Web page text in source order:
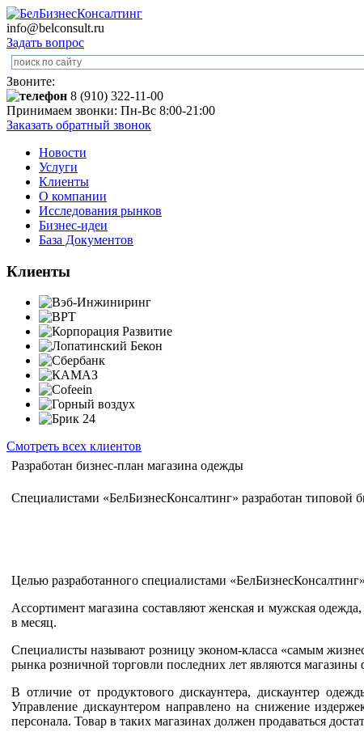
info@belconsult.ru
Задать вопрос
Звоните:
8 (910) 322-11-00
Принимаем звонки: Пн-Вс 8:00-21:00
Заказать обратный звонок
Новости
Услуги
Клиенты
О компании
Исследования рынков
Бизнес-идеи
База Документов
Клиенты
Смотреть всех клиентов
Разработан бизнес-план магазина одежды
Специалистами «БелБизнесКонсалтинг» разработан типовой
Целью разработанного специалистами
Ассортимент магазина составляют женская и мужская
в месяц.
Cпециалисты называют розницу эконом-класса «самым
рынка розничной торговли последних лет являются магазины
В отличие от продуктового дискаунтера, дискаунтер
Управление дискаунтером направлено на снижение
персонала. Товар в таких магазинах должен продаваться